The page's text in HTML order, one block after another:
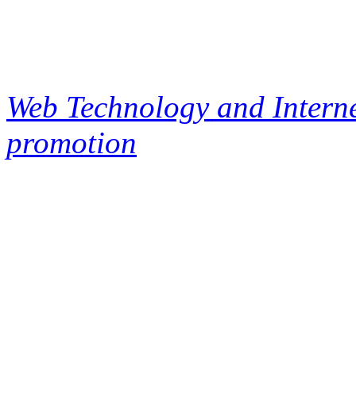
Web Technology and
promotion